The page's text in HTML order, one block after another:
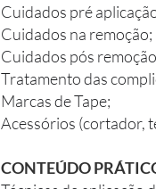
Cuidados pré
Cuidados na remoção;
Cuidados pós
Tratamento das
Marcas de Tape;
Acessórios (cortador,
CONTEÚDO